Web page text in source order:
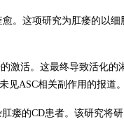
。这项研究为肛瘘的以细
激活。这最终导致活化
ASC相关副作用的报道。
瘘的CD患者。该研究